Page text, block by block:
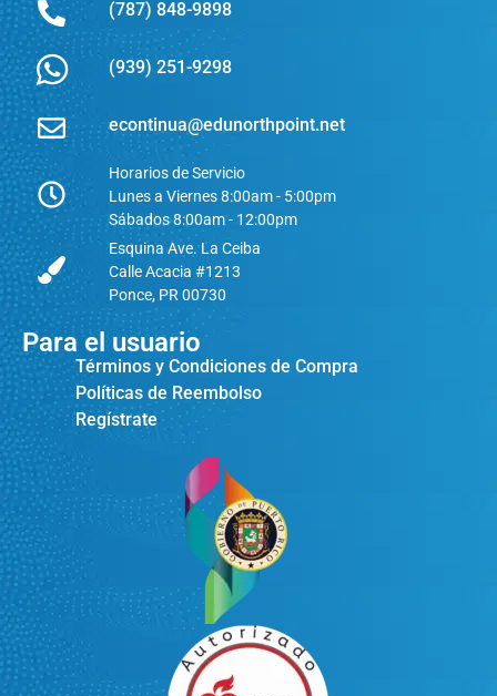
(787) 848-9898
(939) 251-9298
econtinua@edunorthpoint.net
Horarios de Servicio
Lunes a Viernes 8:00am - 5:00pm
Sábados 8:00am - 12:00pm
Esquina Ave. La Ceiba
Calle Acacia #1213
Ponce, PR 00730
Para el usuario
Términos y Condiciones de Compra
Políticas de Reembolso
Regístrate